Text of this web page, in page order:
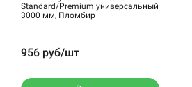
Standard/Premium универсальный
3000 мм, Пломбир
956 руб/шт